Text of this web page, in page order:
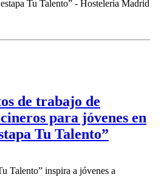
de trabajo de
para jóvenes en
Tu Talento”